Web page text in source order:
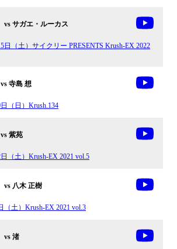
vs サガエ・ルーカス
日（土）サイクリー PRESENTS Krush-EX 2022
vs 寺島 想
（日）Krush.134
vs 紫苑
（土）Krush-EX 2021 vol.5
vs 八木 正樹
（土）Krush-EX 2021 vol.3
vs 渚